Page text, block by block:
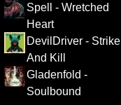
Spell - Wretched
Heart
DevilDriver - Strike
And Kill
Gladenfold -
Soulbound